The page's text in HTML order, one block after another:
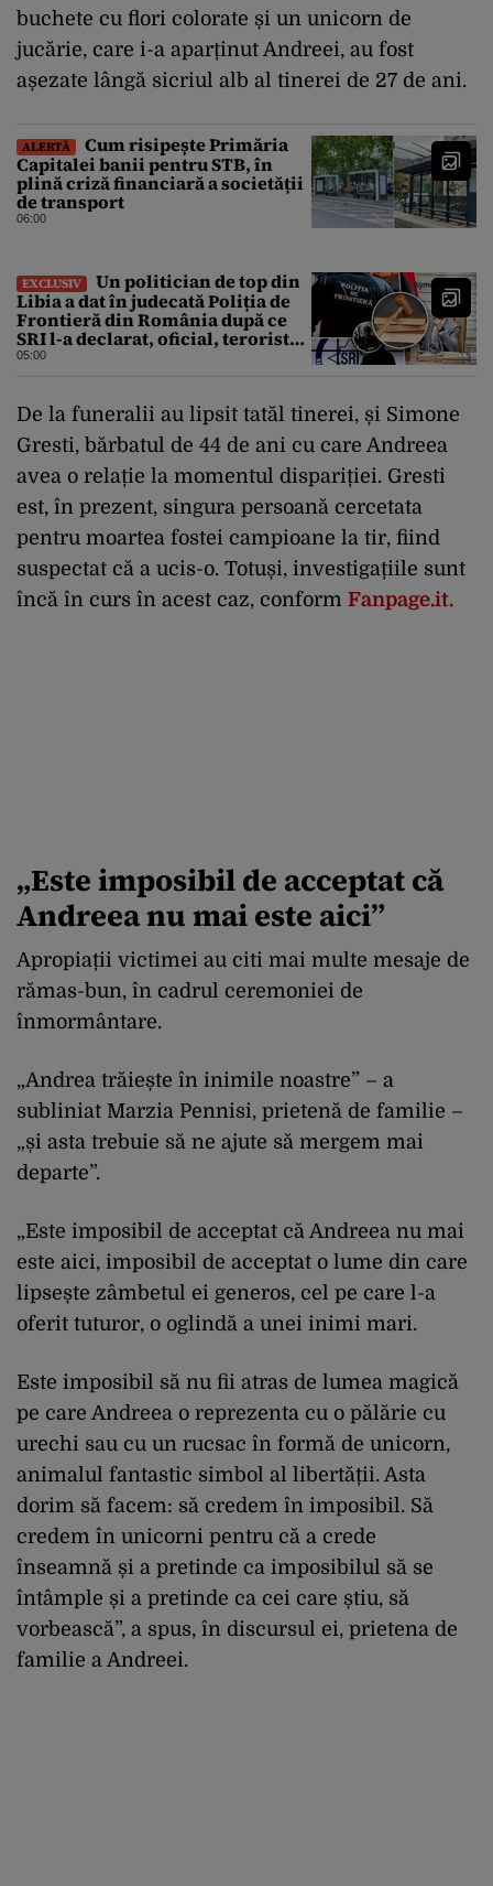
buchete cu flori colorate și un unicorn de
jucărie, care i-a aparținut Andreei, au fost
așezate lângă sicriul alb al tinerei de 27 de ani.
ALERTĂ
Cum risipește Primăria
Capitalei banii pentru STB, în
plină criză financiară a societății
de transport
06:00
EXCLUSIV
Un politician de top din
Libia a dat în judecată Poliția de
Frontieră din România după ce
SRI l-a declarat, oficial, terorist
ISIS
05:00
De la funeralii au lipsit tatăl tinerei, și Simone
Gresti, bărbatul de 44 de ani cu care Andreea
avea o relație la momentul dispariției. Gresti
est, în prezent, singura persoană cercetata
pentru moartea fostei campioane la tir, fiind
suspectat că a ucis-o. Totuși, investigațiile sunt
încă în curs în acest caz, conform Fanpage.it.
„Este imposibil de acceptat că
Andreea nu mai este aici”
Apropiații victimei au citi mai multe mesaje de
rămas-bun, în cadrul ceremoniei de
înmormântare.
„Andrea trăiește în inimile noastre” – a
subliniat Marzia Pennisi, prietenă de familie –
„și asta trebuie să ne ajute să mergem mai
departe”.
„Este imposibil de acceptat că Andreea nu mai
este aici, imposibil de acceptat o lume din care
lipsește zâmbetul ei generos, cel pe care l-a
oferit tuturor, o oglindă a unei inimi mari.
Este imposibil să nu fii atras de lumea magică
pe care Andreea o reprezenta cu o pălărie cu
urechi sau cu un rucsac în formă de unicorn,
animalul fantastic simbol al libertății. Asta
dorim să facem: să credem în imposibil. Să
credem în unicorni pentru că a crede
înseamnă și a pretinde ca imposibilul să se
întâmple și a pretinde ca cei care știu, să
vorbească”, a spus, în discursul ei, prietena de
familie a Andreei.